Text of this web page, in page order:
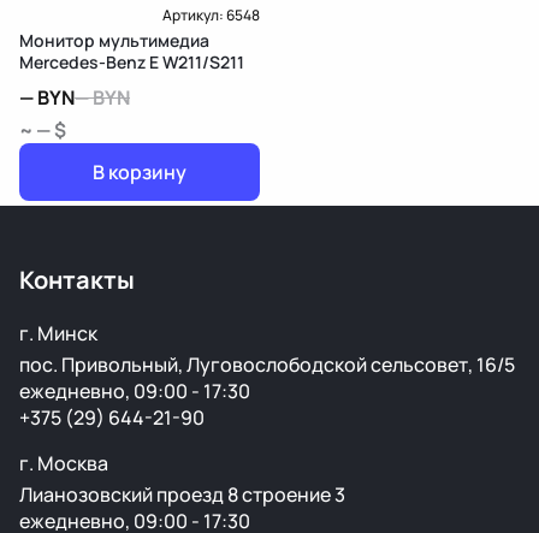
Артикул:6548
Монитор мультимедиа
Mercedes-Benz E W211/S211
—BYN—BYN
~ — $
В корзину
Контакты
г. Минск
пос. Привольный, Луговослободской сельсовет, 16/5
ежедневно, 09:00 - 17:30
+375 (29) 644-21-90
г. Москва
Лианозовский проезд 8 строение 3
ежедневно, 09:00 - 17:30